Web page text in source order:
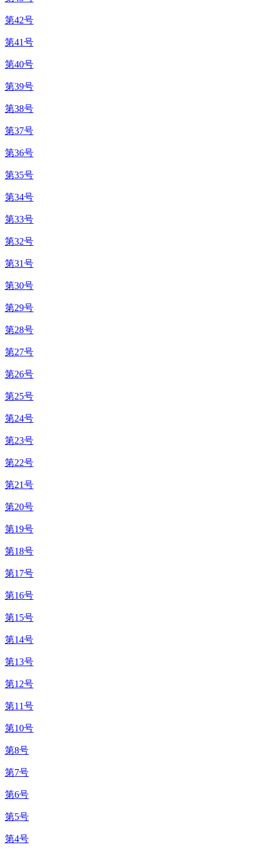
第42号
第41号
第40号
第39号
第38号
第37号
第36号
第35号
第34号
第33号
第32号
第31号
第30号
第29号
第28号
第27号
第26号
第25号
第24号
第23号
第22号
第21号
第20号
第19号
第18号
第17号
第16号
第15号
第14号
第13号
第12号
第11号
第10号
第8号
第7号
第6号
第5号
第4号